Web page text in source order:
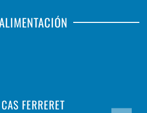
CAS FERRERET